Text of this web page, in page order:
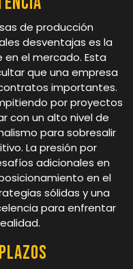
de producción
desventajas es la
el mercado. Esta
que una empresa
importantes.
por proyectos
con un alto nivel de
para sobresalir
La presión por
adicionales en
en el
sólidas y una
para enfrentar